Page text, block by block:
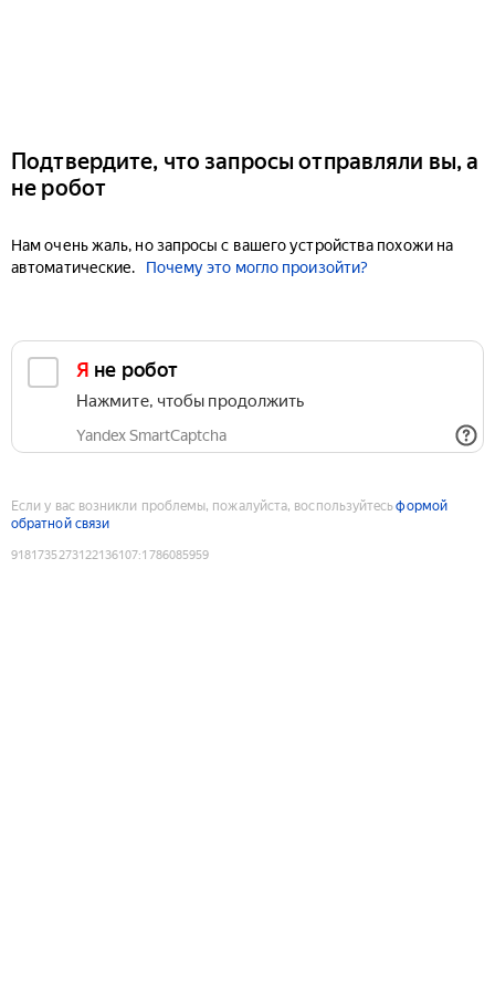
Подтвердите, что запросы отправляли вы, а
не робот
Нам очень жаль, но запросы с вашего устройства похожи на
автоматические.
Почему это могло произойти?
Я не робот
Нажмите, чтобы продолжить
Yandex SmartCaptcha
Если у вас возникли проблемы, пожалуйста, воспользуйтесьформой
обратной связи
9181735273122136107:1786085959